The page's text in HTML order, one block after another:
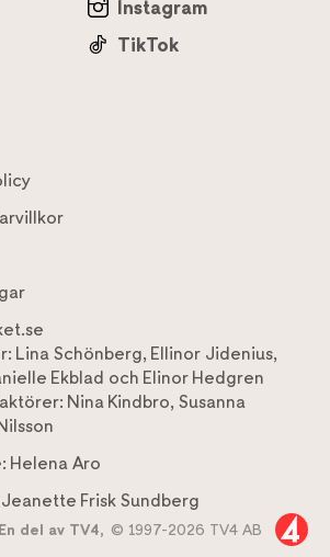
Instagram
TikTok
Lina Schönberg, Ellinor Jidenius,
Ekblad och Elinor Hedgren
Nina Kindbro, Susanna
Helena Aro
Jeanette Frisk Sundberg
En del av TV4, © 1997-2026 TV4 AB